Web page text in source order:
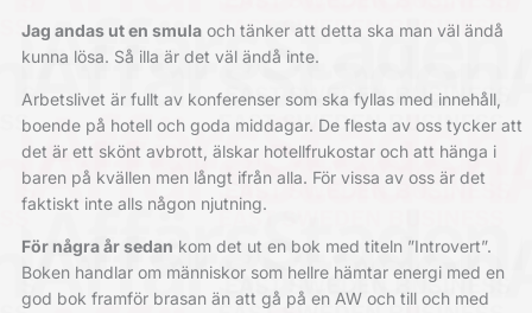
Jag andas ut en smulaoch tänker att detta ska man väl ändå
kunna lösa. Så illa är det väl ändå inte.
Arbetslivet är fullt av konferenser som ska fyllas med innehåll,
boende på hotell och goda middagar. De flesta av oss tycker att
det är ett skönt avbrott, älskar hotellfrukostar och att hänga i
baren på kvällen men långt ifrån alla. För vissa av oss är det
faktiskt inte alls någon njutning.
För några år sedan kom det ut en bok med titeln ”Introvert”.
Boken handlar om människor som hellre hämtar energi med en
god bok framför brasan än att gå på en AW och till och med